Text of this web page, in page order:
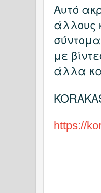
Αυτό
άλλους
με
άλλα
https://